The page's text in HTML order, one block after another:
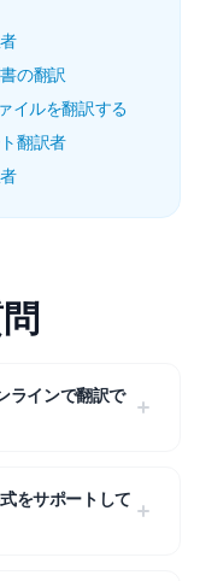
の翻訳
イルを翻訳する
翻訳者
ラインで翻訳で
をサポートして